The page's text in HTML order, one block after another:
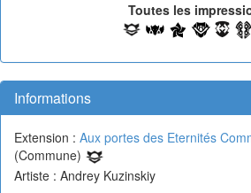
Toutes les
Informations
Extension : Aux portes des Eternités
(Commune)
Artiste : Andrey Kuzinskiy